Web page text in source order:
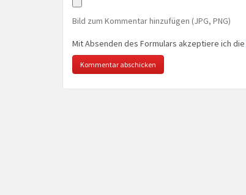
Bild zum Kommentar hinzufügen (JPG, PNG)
Mit Absenden des Formulars akzeptiere ich die